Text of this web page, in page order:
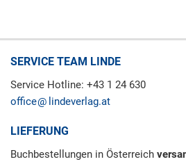
SERVICE TEAM LINDE
Service Hotline: +43 1 24 630
office
lindeverlag.at
LIEFERUNG
Buchbestellungen in Österreich